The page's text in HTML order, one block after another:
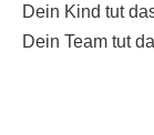
Dein Kind tut
Dein Team tut